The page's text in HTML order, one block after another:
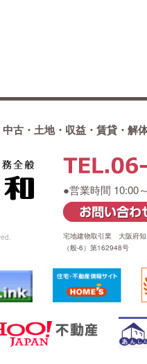
古・土地・収益・賃貸・解
●営業時間 10:00
宅地建物取引業 大阪府
（般-6）第162948号